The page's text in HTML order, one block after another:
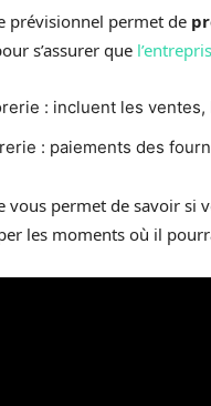
prévisionnel permet de
s’assurer que
: incluent les
: paiements des
vous permet de savoir si
les moments où il